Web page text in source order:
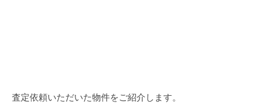
査定依頼いただいた物件をご紹介します。